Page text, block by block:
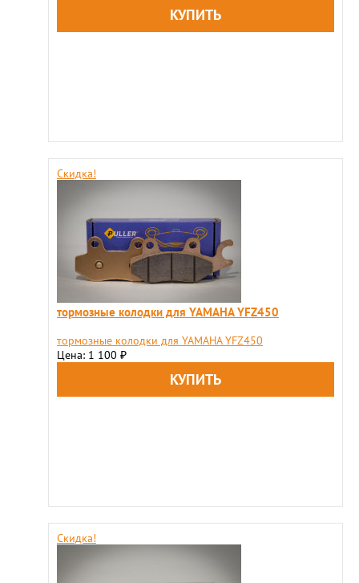
Скидка!
тормозные колодки для YAMAHA YFZ450
тормозные колодки для YAMAHA YFZ450
Цена: 1 100 ₽
Скидка!